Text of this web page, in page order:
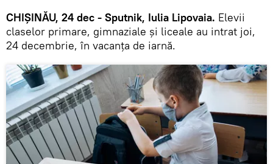
CHIȘINĂU, 24 dec - Sputnik, Iulia Lipovaia. Elevii
claselor primare, gimnaziale și liceale ​​au intrat joi,
24 decembrie, în vacanța de iarnă.